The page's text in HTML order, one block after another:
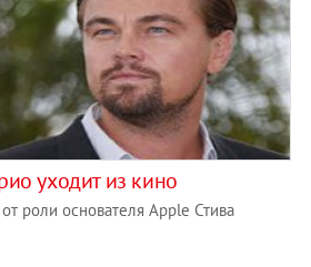
уходит из кино
роли основателя Apple Стива